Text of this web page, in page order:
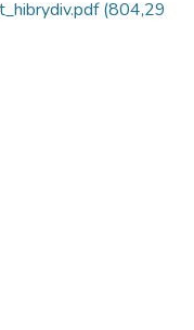
(804,29